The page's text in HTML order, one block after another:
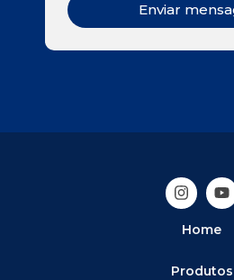
Enviar
Home
Produtos